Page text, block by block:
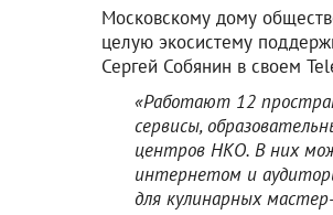
Московскому дому
целую экосистему
Сергей Собянин в своем
«Работают 12
сервисы,
центров НКО. В них
интернетом и
для кулинарных